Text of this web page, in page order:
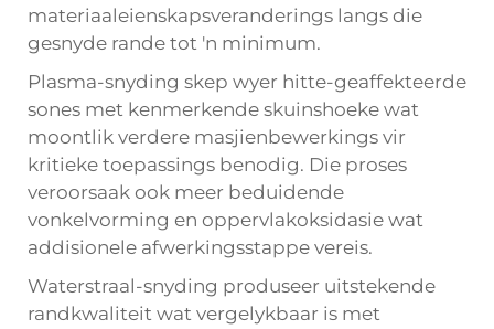
materiaaleienskapsveranderings langs die
gesnyde rande tot 'n minimum.
Plasma-snyding skep wyer hitte-geaffekteerde
sones met kenmerkende skuinshoeke wat
moontlik verdere masjienbewerkings vir
kritieke toepassings benodig. Die proses
veroorsaak ook meer beduidende
vonkelvorming en oppervlakoksidasie wat
addisionele afwerkingsstappe vereis.
Waterstraal-snyding produseer uitstekende
randkwaliteit wat vergelykbaar is met